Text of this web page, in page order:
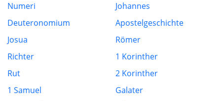
Numeri
Deuteronomium
Josua
Richter
Rut
1 Samuel
Johannes
Apostelgeschichte
Römer
1 Korinther
2 Korinther
Galater